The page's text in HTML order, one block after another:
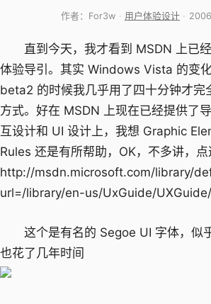
作者： For3w 用户体验设计
直到今天，我才看到 MSDN 上已
体验导引。其实 Windows Vista 的变
beta2 的时候我几乎用了四十分钟才完
方式。好在 MSDN 上现在已经提供了
互设计和 UI 设计上，我想 Graphic
Rules 还是有所帮助，OK，不多讲，点
http://msdn.microsoft.com/library/
url=/library/en-us/UxGuide/
这个是有名的 Segoe UI 字体，似
也花了几年时间